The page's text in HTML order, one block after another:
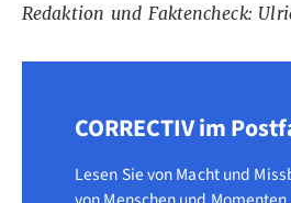
Redaktion und Faktencheck:
CORRECTIV im
Lesen Sie von Macht und